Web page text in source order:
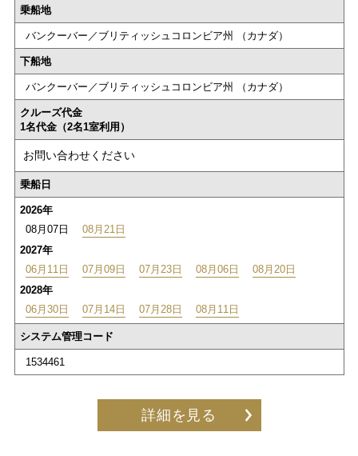
乗船地
バンクーバー／ブリティッシュコロンビア州 （カナダ）
下船地
バンクーバー／ブリティッシュコロンビア州 （カナダ）
クルーズ代金
1名代金（2名1室利用）
お問い合わせください
乗船日
2026年
08月07日
08月21日
2027年
06月11日
07月09日 07月23日 08月06日
08月20日
2028年
06月30日
07月14日 07月28日 08月11日
システム管理コード
1534461
詳細を見る